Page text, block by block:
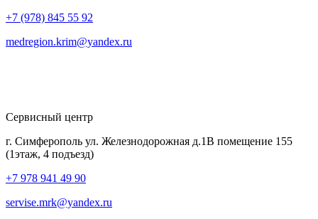
+7 (978) 845 55 92
medregion.krim@yandex.ru
Сервисный центр
г. Симферополь ул. Железнодорожная д.1В помещение 155
(1этаж, 4 подъезд)
+7 978 941 49 90
servise.mrk@yandex.ru